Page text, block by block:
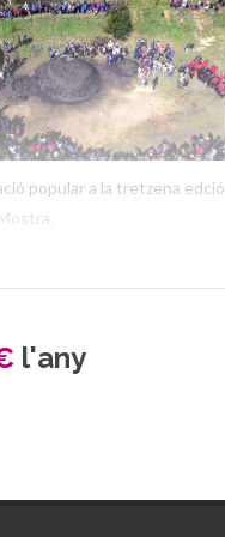
popular a la tretzena edció
l'any